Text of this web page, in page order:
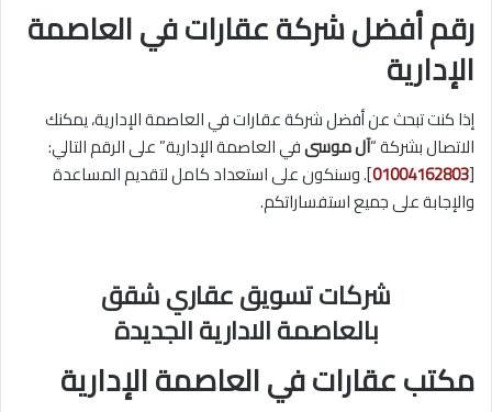
رقم أفضل شركة عقارات في العاصمة
الإدارية
إذا كنت تبحث عن أفضل شركة عقارات في العاصمة الإدارية، يمكنك
الاتصال بشركة “آل موسىفي العاصمة الإدارية” على الرقم التالي:
[
01004162803]. وسنكون على استعداد كامل لتقديم المساعدة
والإجابة على جميع استفساراتكم.
شركات تسويق عقاري شقق
بالعاصمةالاداريةالجديدة
مكتب عقارات في العاصمة الإدارية